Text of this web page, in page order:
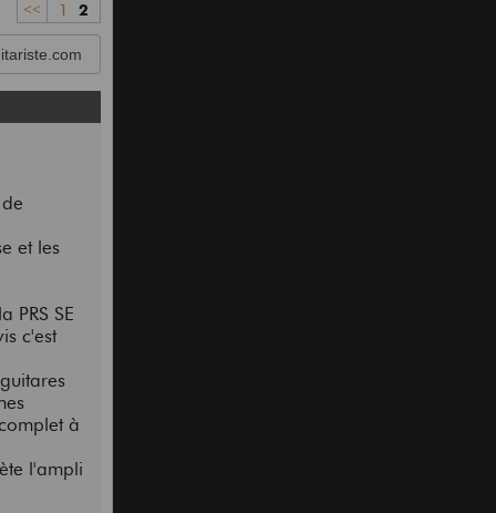
<< 1 2
et les
PRS SE
c'est
à
l'ampli